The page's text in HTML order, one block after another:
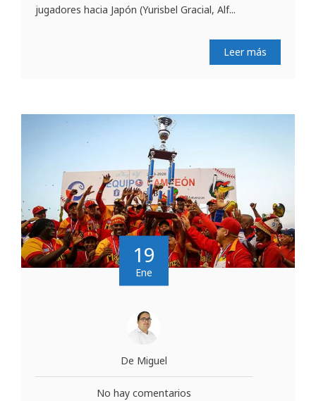
jugadores hacia Japón (Yurisbel Gracial, Alf...
Leer más
19
Ene
De Miguel
No hay comentarios